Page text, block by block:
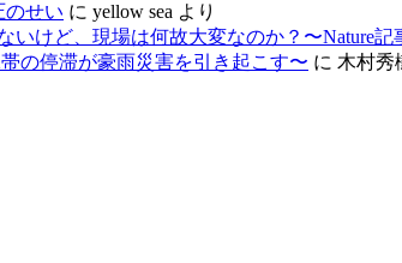
のせい に yellow sea より
いけど、現場は何故大変なのか？〜Nature
の停滞が豪雨災害を引き起こす〜 に 木村秀